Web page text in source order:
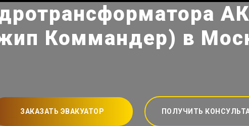
Коммандер) в
ЗАКАЗАТЬ ЭВАКУАТОР ПОЛУЧИТЬ